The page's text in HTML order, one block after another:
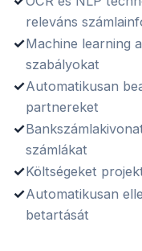
releváns
✓Machine learning
szabályokat
✓Automatikusan
partnereket
✓
számlákat
✓Költségeket
✓Automatikusan
betartását